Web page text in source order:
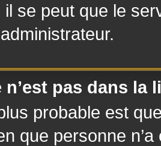
il se peut que le
n’est pas dans la
probable est
que personne